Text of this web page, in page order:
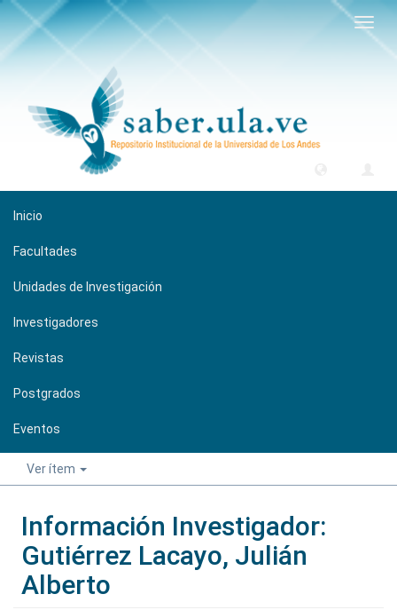
Inicio
Facultades
Unidades de Investigación
Investigadores
Revistas
Postgrados
Eventos
Ver ítem
Información Investigador:
Gutiérrez Lacayo, Julián
Alberto